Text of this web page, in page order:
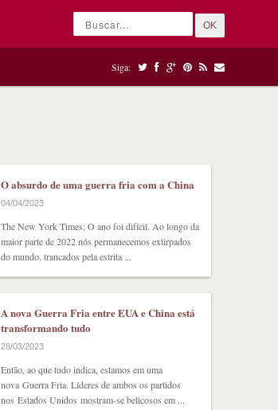
OK
Siga:
O absurdo de uma guerra fria com a China
04/04/2023
The New York Times; O ano foi difícil. Ao longo da
maior parte de 2022 nós permanecemos extirpados
do mundo, trancados pela estrita ...
A nova Guerra Fria entre EUA e China está
transformando tudo
28/03/2023
Então, ao que tudo indica, estamos em uma
nova Guerra Fria. Líderes de ambos os partidos
nos Estados Unidos mostram-se belicosos em ...